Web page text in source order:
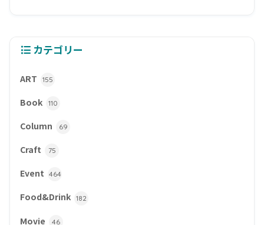
カテゴリー
ART 155
Book 110
Column 69
Craft 75
Event 464
Food&Drink 182
Movie 46